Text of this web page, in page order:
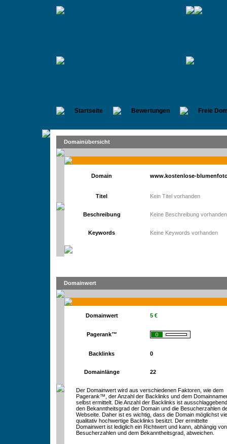
Startseite Bewertungen Freie
Domainübersicht
Domain www.kostenlose-
Titel Kein Titel vorhanden
Beschreibung Keine Beschreibung vorhanden
Keywords Keine Keywords vorhanden
Domainwert
Domainwert 5 €
Pagerank™
Backlinks 0
Domainlänge 22
Der Domainwert wird aus verschiedenen Faktoren, wie dem
Pagerank™, der Anzahl der Backlinks und dem
selbst ermittelt. Die Anzahl der Backlinks ist
den Bekanntheitsgrad der Domain und die Besucherzahlen
Webseite. Daher ist es wichtig, dass die Domain möglichst
qualitativ hochwertige Backlinks besitzt. Der ermittelte
Domainwert ist lediglich ein Richtwert und kann, abhängig
Besucherzahlen und dem Bekanntheitsgrad, abweichen.